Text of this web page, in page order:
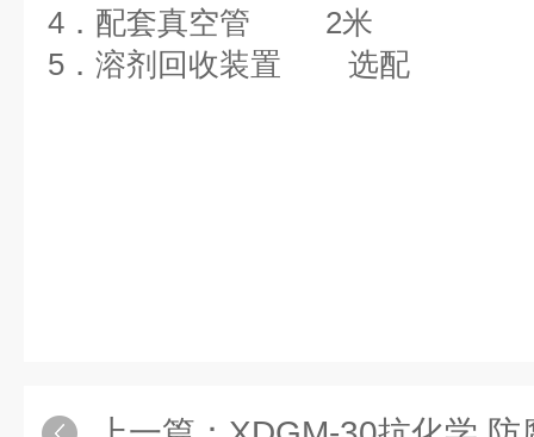
4． 配套真空管 2米
5． 溶剂回收装置 选配